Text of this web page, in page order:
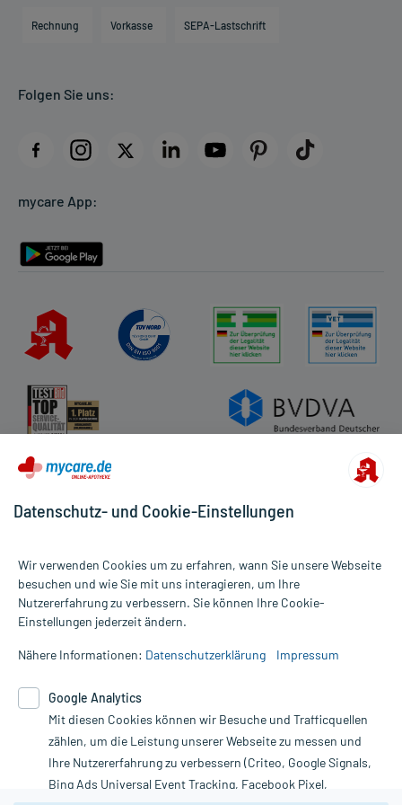
Direktabrechnung PKV
AGB
Datenschutz
Rückgabe/Widerruf
Rechnung Vorkasse SEPA-Lastschrift
Folgen Sie uns:
mycare App:
Alle Preise gelten inkl. MwSt., ggf. zzgl. Versandkosten
Informationen auf dieser Website werden ausschließlich für
die Untersuchung und Behandlung durch einen Arzt. Bitte
Therapien eingeleitet werden können. | Diese Webseite benutzt
Google Analytics. Lesen Sie bitte dazu die wichtigen Hinweise in
unserer Datenschutzerklärung. Für den Widerruf einer Bestellung
nutzen Sie das Formular:
Datenschutz- und Cookie-Einstellungen
Wir verwenden Cookies um zu erfahren, wann Sie unsere Webseite
besuchen und wie Sie mit uns interagieren, um Ihre
Nutzererfahrung zu verbessern. Sie können Ihre Cookie-
Einstellungen jederzeit ändern.
Nähere Informationen: Datenschutzerklärung Impressum
Google Analytics
Mit diesen Cookies können wir Besuche und Trafficquellen
zählen, um die Leistung unserer Webseite zu messen und
Ihre Nutzererfahrung zu verbessern (Criteo, Google Signals,
Bing Ads Universal Event Tracking, Facebook Pixel,